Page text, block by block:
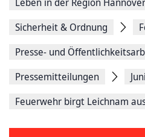
teilen
Seitenlink
Seite
Sicherheit & Ordnung
Presse- und
Pressemitteilungen
Feuerwehr birgt Leichnam